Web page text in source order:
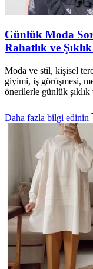
Günlük Moda
Rahatlık ve
Moda ve stil, kişisel
giyimi, iş görüşmesi,
önerilerle günlük şıklık
Daha fazla bilgi edinin